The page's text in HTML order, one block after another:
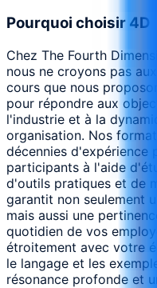
Pourquoi choisir 4D
Chez The Fourth
nous ne croyons pas
cours que nous
pour répondre aux
l'industrie et à la
organisation. Nos
décennies d'expérience
participants à l'aide
d'outils pratiques et de
garantit non seulement
mais aussi une
quotidien de vos
étroitement avec votre
le langage et les
résonance profonde et